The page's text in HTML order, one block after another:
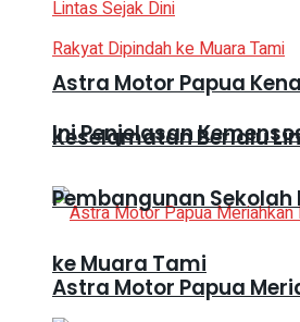
Astra Motor Papua
Keselamatan Berlalu
Astra Motor Papua
Ini Penjelasan
Pembangunan
ke Muara Tami